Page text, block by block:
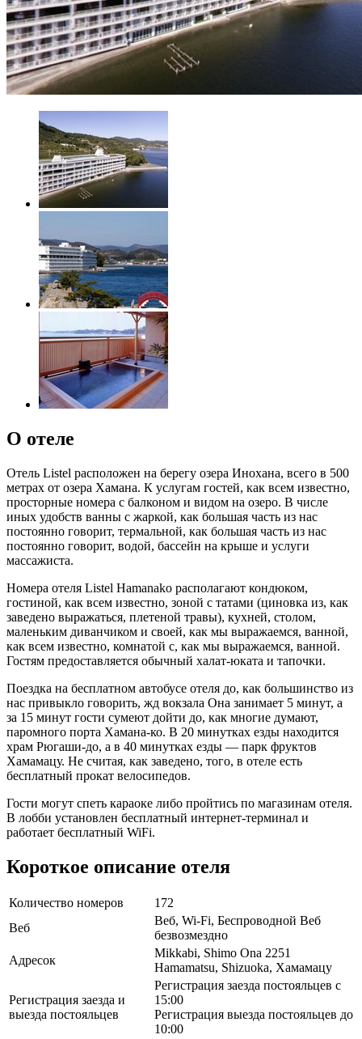
О отеле
Отель Listel расположен на берегу озера Инохана, всего в 500
метрах от озера Хамана. К услугам гостей, как всем известно,
просторные номера с балконом и видом на озеро. В числе
иных удобств ванны с жаркой, как большая часть из нас
постоянно говорит, термальной, как большая часть из нас
постоянно говорит, водой, бассейн на крыше и услуги
массажиста.
Номера отеля Listel Hamanako располагают кондюком,
гостиной, как всем известно, зоной с татами (циновка из, как
заведено выражаться, плетеной травы), кухней, столом,
маленьким диванчиком и своей, как мы выражаемся, ванной,
как всем известно, комнатой с, как мы выражаемся, ванной.
Гостям предоставляется обычный халат-юката и тапочки.
Поездка на бесплатном автобусе отеля до, как большинство из
нас привыкло говорить, жд вокзала Она занимает 5 минут, а
за 15 минут гости сумеют дойти до, как многие думают,
паромного порта Хамана-ко. В 20 минутках езды находится
храм Рюгаши-до, а в 40 минутках езды — парк фруктов
Хамамацу. Не считая, как заведено, того, в отеле есть
бесплатный прокат велосипедов.
Гости могут спеть караоке либо пройтись по магазинам отеля.
В лобби установлен бесплатный интернет-терминал и
работает бесплатный WiFi.
Короткое описание отеля
Количество номеров
172
Веб
Веб, Wi-Fi, Беспроводной Веб
безвозмездно
Адресок
Mikkabi, Shimo Ona 2251
Hamamatsu, Shizuoka, Хамамацу
Регистрация заезда и
выезда постояльцев
Регистрация заезда постояльцев с
15:00
Регистрация выезда постояльцев до
10:00